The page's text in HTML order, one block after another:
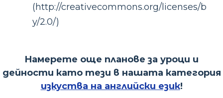
(http://creativecommons.org/licenses/b
y/2.0/)
Намерете още планове за уроци и
дейности като тези в нашата категория
изкуства на английски език!